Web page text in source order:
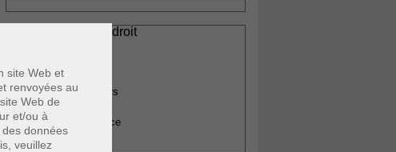
site Web et
renvoyées au
Web de
et/ou à
données
veuillez
Professionnels du droit
Architectes
Agents immobiliers
Comptables
Huissiers de justice
Médecins